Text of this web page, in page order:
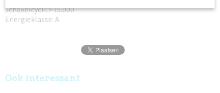
Schakelcycli: >15.000
Energieklasse: A
Ook interessant